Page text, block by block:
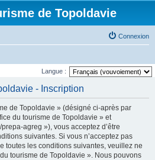
de Topoldavie
Connexion
Langue :
- Inscription
de Topoldavie » (désigné ci-après par
du tourisme de Topoldavie » et
agreg »), vous acceptez d’être
suivantes. Si vous n’acceptez pas
toutes les conditions suivantes, veuillez ne
tourisme de Topoldavie ». Nous pouvons